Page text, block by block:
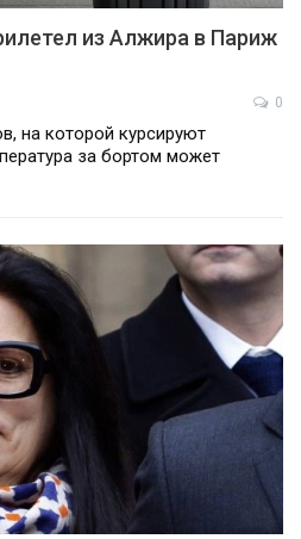
из Алжира в Париж
0
на которой курсируют
за бортом может